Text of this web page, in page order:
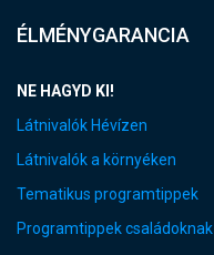
ÉLMÉNYGARANCIA
NE HAGYD KI!
Látnivalók Hévízen
Látnivalók a környéken
Tematikus programtippek
Programtippek családoknak